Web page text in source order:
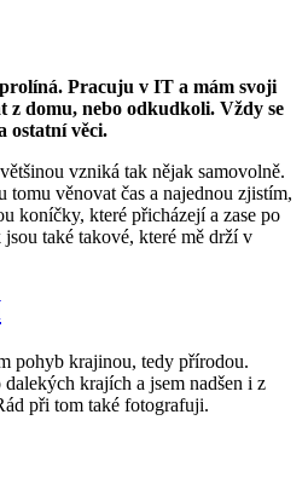
Pracuju v IT a mám svoji
domu, nebo odkudkoli. Vždy se
ostatní věci.
vzniká tak nějak samovolně.
tomu věnovat čas a najednou zjistím,
koníčky, které přicházejí a zase po
také takové, které mě drží v
pohyb krajinou, tedy přírodou.
krajích a jsem nadšen i z
při tom také fotografuji.